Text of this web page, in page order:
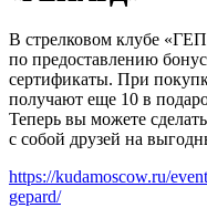
В стрелковом клубе
по предоставлению
сертификаты. При
получают еще 10 в
Теперь вы можете
с собой друзей на
https://kudamoscow.ru/
gepard/